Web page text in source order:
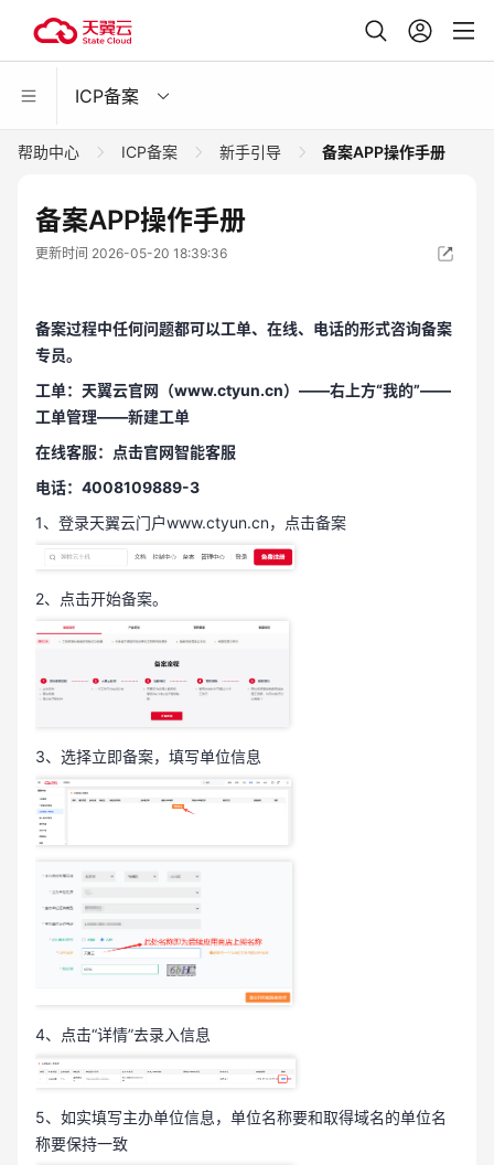
ICP备案
帮助中心 ICP备案 新手引导 备案APP操作手册
备案APP操作手册
更新时间 2026-05-20 18:39:36
备案过程中任何问题都可以工单、在线、电话的形式咨询备案
专员。
工单：天翼云官网（www.ctyun.cn）——右上方“我的”——
工单管理——新建工单
在线客服：点击官网智能客服
电话：4008109889-3
1、登录天翼云门户www.ctyun.cn，点击备案
2、点击开始备案。
3、选择立即备案，填写单位信息
4、点击“详情”去录入信息
5、如实填写主办单位信息，单位名称要和取得域名的单位名
称要保持一致